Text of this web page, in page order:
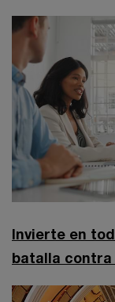
Invierte en
batalla